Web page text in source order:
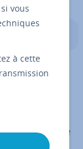
Names and
a
pour Top-
de noms
de
sur les
vous
à cette